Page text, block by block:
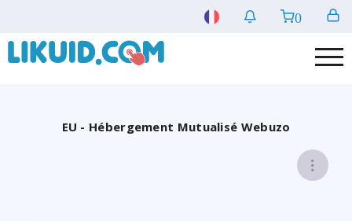
0
EU - Hébergement Mutualisé Webuzo